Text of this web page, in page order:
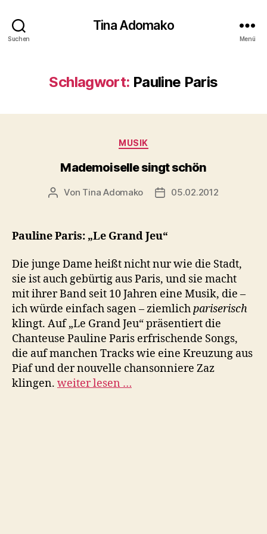
Suchen
Tina Adomako
Menü
Schlagwort: Pauline Paris
Kategorien
MUSIK
Mademoiselle singt schön
Beitragsautor
Von Tina Adomako Veröffentlichungsdatum
05.02.2012
Pauline Paris: „Le Grand Jeu“
Die junge Dame heißt nicht nur wie die Stadt,
sie ist auch gebürtig aus Paris, und sie macht
mit ihrer Band seit 10 Jahren eine Musik, die –
ich würde einfach sagen – ziemlichpariserisch
klingt. Auf „Le Grand Jeu“ präsentiert die
Chanteuse Pauline Paris erfrischende Songs,
die auf manchen Tracks wie eine Kreuzung aus
Piaf und der nouvelle chansonniere Zaz
klingen. weiter lesen …